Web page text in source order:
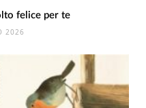
felice per te
2026